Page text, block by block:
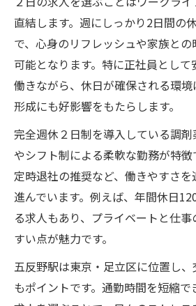
直結します。週にしっかり2日間の
で、心身のリフレッシュや家族と
可能となります。特に正社員とし
働きながら、休日が確保される環
形成にも好影響をもたらします。
完全週休２日制を導入している調
やシフト制による柔軟な勤務が特徴
定時退社の推奨など、働きやすさ
進んでいます。例えば、年間休日
る求人もあり、プライベートと仕
すい点が魅力です。
五反野駅は東京・足立区に位置し
もポイントです。通勤時間を短縮